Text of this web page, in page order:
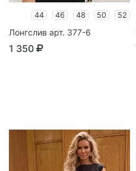
44 46 48 50 52
Лонгслив арт. 377-6
1 350